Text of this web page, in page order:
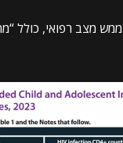
מצב רפואי, כולל